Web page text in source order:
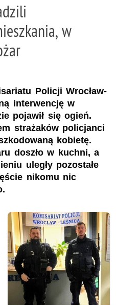
w
Policji Wrocław-
interwencję w
pojawił się ogień.
strażaków policjanci
kobietę.
doszło w kuchni, a
uległy pozostałe
nikomu nic